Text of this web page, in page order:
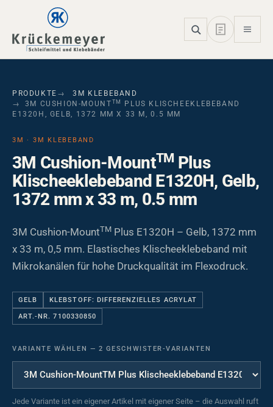
Skip to main navigation
Skip to main content
Skip to page footer
PRODUKTE
3M KLEBEBAND
3M CUSHION-MOUNT TM
PLUS KLISCHEEKLEBEBAND
E1320H, GELB, 1372 MM X 33 M, 0.5 MM
3M · 3M KLEBEBAND
3M Cushion-MountTMPlus
Klischeeklebeband E1320H, Gelb,
1372 mm x 33 m, 0.5 mm
3M Cushion-MountTM Plus E1320H – Gelb, 1372 mm
x 33 m, 0,5 mm. Elastisches Klischeeklebeband mit
Mikrokanälen für hohe Druckqualität im Flexodruck.
GELB KLEBSTOFF: DIFFERENZIELLES ACRYLAT
ART.-NR. 7100330850
VARIANTE WÄHLEN — 2 GESCHWISTER-VARIANTEN
Jede Variante ist ein eigener Artikel mit eigener Seite – die Auswahl ruft